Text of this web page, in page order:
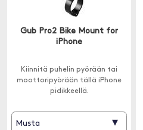
Gub Pro2 Bike Mount for
iPhone
Kiinnitä puhelin pyörään tai
moottoripyörään tällä iPhone
pidikkeellä.
Musta ▾